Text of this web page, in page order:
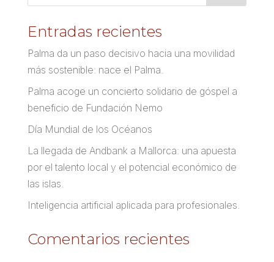
Entradas recientes
Palma da un paso decisivo hacia una movilidad
más sostenible: nace el Palma.
Palma acoge un concierto solidario de góspel a
beneficio de Fundación Nemo
Día Mundial de los Océanos
La llegada de Andbank a Mallorca: una apuesta
por el talento local y el potencial económico de
las islas.
Inteligencia artificial aplicada para profesionales.
Comentarios recientes